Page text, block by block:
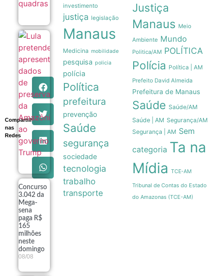
Compartilhe
nas
Redes
Lula
apresentar
dados de
preservação
Amazônia
ao governo
Trump
08/08
Concurso
3.042 da
Mega-
sena
paga R$
165
milhões
neste
domingo
08/08
investimento
justiça legislação
Manaus
Medicina mobilidade
pesquisa policia
polícia
Política
prefeitura
prevenção
Saúde
segurança
sociedade
tecnologia
trabalho
transporte
Justiça
Manaus Meio
Ambiente Mundo
Politica/AM POLÍTICA
Polícia Política | AM
Prefeito David Almeida
Prefeitura de Manaus
Saúde Saúde/AM
Saúde | AM Segurança/AM
Segurança | AM Sem
categoria Ta na
Mídia TCE-AM
Tribunal de Contas do Estado
do Amazonas (TCE-AM)